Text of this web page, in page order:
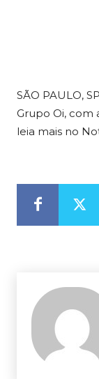
SÃO PAULO,
Grupo Oi, com
leia mais no